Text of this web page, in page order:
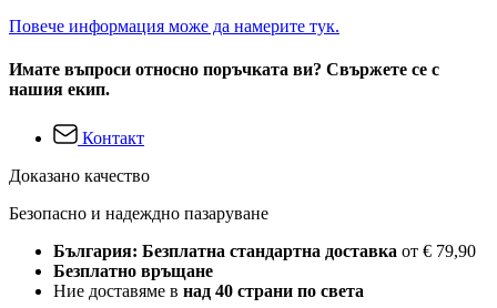
Повече информация може да намерите тук.
Имате въпроси относно поръчката ви? Свържете се с
нашия екип.
Контакт
Доказано качество
Безопасно и надеждно пазаруване
България: Безплатна стандартна доставка от € 79,90
Безплатно връщане
Ние доставяме в над 40 страни по света